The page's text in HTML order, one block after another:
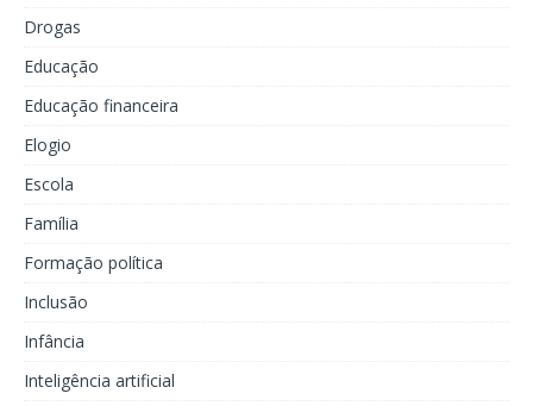
Drogas
Educação
Educação financeira
Elogio
Escola
Família
Formação política
Inclusão
Infância
Inteligência artificial